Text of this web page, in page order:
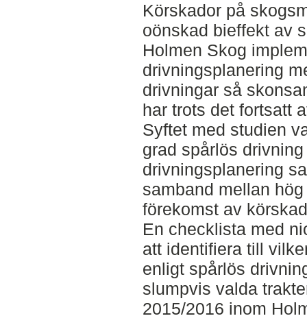
Körskador på
oönskad bieffekt av
Holmen Skog
drivningsplanering
drivningar så
har trots det fortsatt
Syftet med studien
grad spårlös
drivningsplanering
samband mellan
förekomst av
En checklista med
att identifiera till
enligt spårlös
slumpvis valda
2015/2016 inom